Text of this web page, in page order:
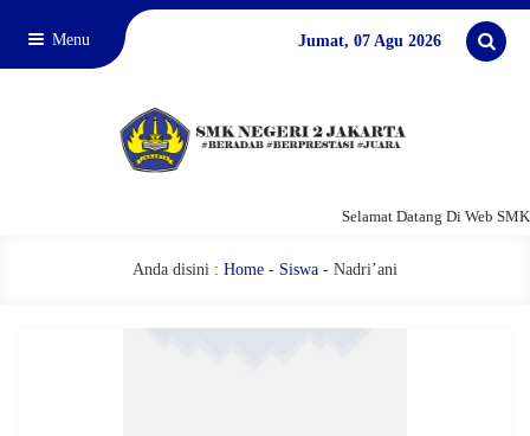
Menu Jumat, 07 Agu 2026
Selamat Datang Di Web
Anda disini : Home - Siswa - Nadri’ani